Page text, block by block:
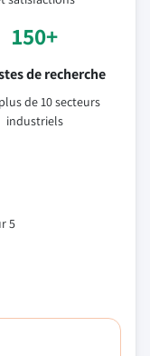
150+
de recherche
de 10 secteurs
industriels
5